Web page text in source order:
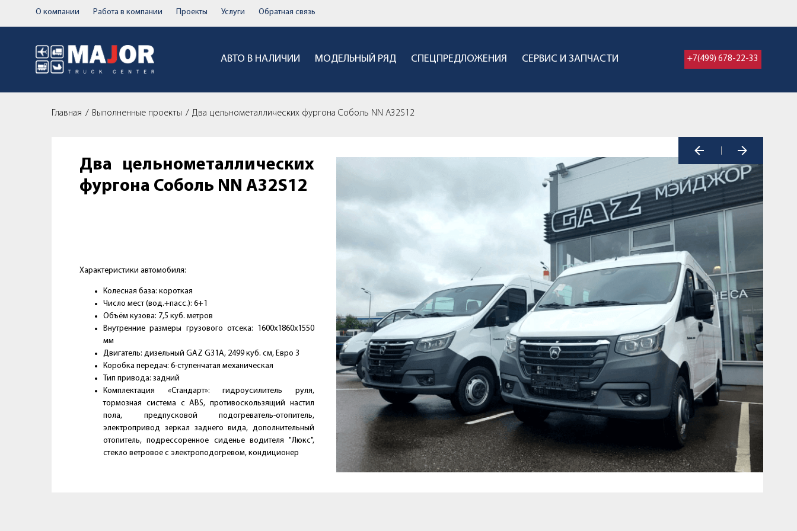
О компании Работа в компании Проекты Услуги Обратная связь
АВТО В НАЛИЧИИ МОДЕЛЬНЫЙ РЯД СПЕЦПРЕДЛОЖЕНИЯ СЕРВИС И ЗАПЧАСТИ +7(499) 678-22-33
Главная Выполненные проекты Два цельнометаллических фургона Соболь NN A32S12
Два цельнометаллических
фургона Соболь NN A32S12
Характеристики автомобиля:
Колесная база: короткая
Число мест (вод.+пасс.): 6+1
Объём кузова: 7,5 куб. метров
Внутренние размеры грузового отсека: 1600х1860х1550
мм
Двигатель: дизельный GAZ G31A, 2499 куб. см, Евро 3
Коробка передач: 6-ступенчатая механическая
Тип привода: задний
Комплектация «Стандарт»: гидроусилитель руля,
тормозная система с ABS, противоскользящий настил
пола, предпусковой подогреватель-отопитель,
электропривод зеркал заднего вида, дополнительный
отопитель, подрессоренное сиденье водителя "Люкс",
стекло ветровое с электроподогревом, кондиционер